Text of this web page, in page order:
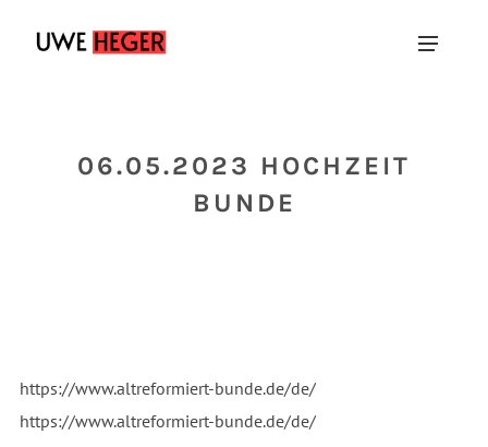
06.05.2023 HOCHZEIT
BUNDE
https://www.altreformiert-bunde.de/de/
https://www.altreformiert-bunde.de/de/